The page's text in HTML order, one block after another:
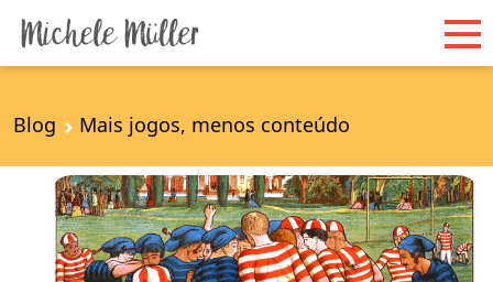
Blog Mais jogos, menos conteúdo